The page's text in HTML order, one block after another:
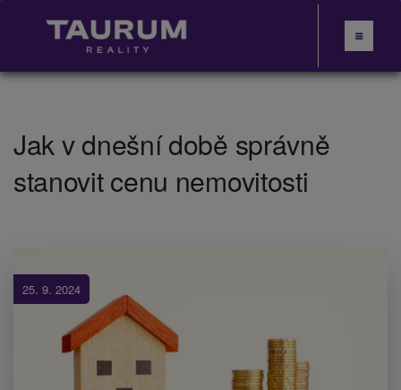
Jak v dnešní době správně
stanovit cenu nemovitosti
25. 9. 2024